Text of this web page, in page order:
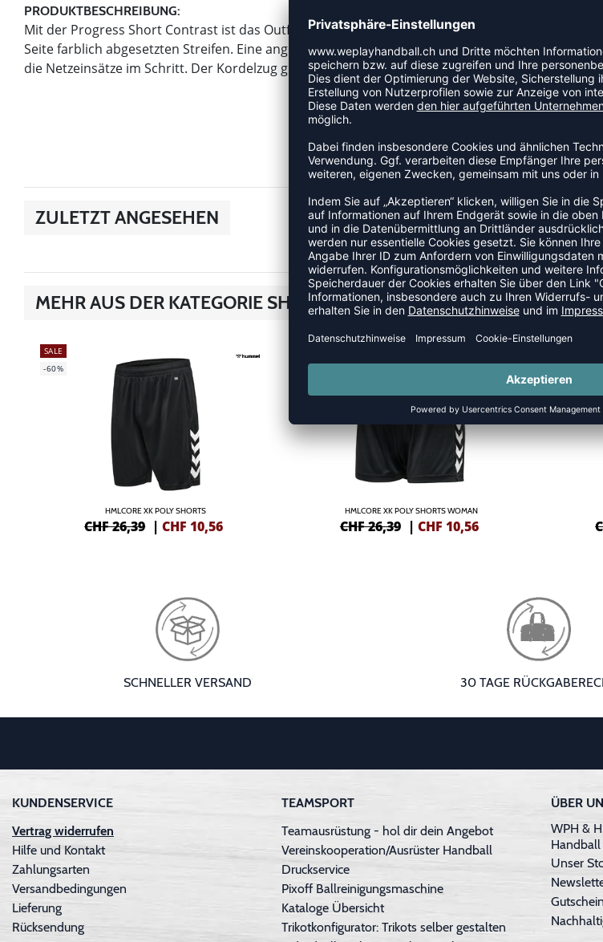
PRODUKTBESCHREIBUNG:
Mit der Progress Short Contrast ist das Outfit perfekt. Das Highlight an der funktionellen Hose
Seite farblich abgesetzten Streifen. Eine angenehme Belüftung und ein lockeres Tragegefühl
die Netzeinsätze im Schritt. Der Kordelzug gibt der Hose festen Halt, damit du jeder Zeit bereit
ZULETZT ANGESEHEN
MEHR AUS DER KATEGORIE SHORTS
SALE
-60%
HMLCORE XK POLY SHORTS
CHF 26,39 |CHF 10,56
-60%
HMLCORE XK POLY SHORTS WOMAN
CHF 26,39 | CHF 10,56
SCHNELLER VERSAND 30 TAGE
KUNDENSERVICE
Vertrag widerrufen
Hilfe und Kontakt
Zahlungsarten
Versandbedingungen
Lieferung
Rücksendung
TEAMSPORT
Teamausrüstung - hol dir dein Angebot
Vereinskooperation/Ausrüster Handball
Druckservice
Pixoff Ballreinigungsmaschine
Kataloge Übersicht
Trikotkonfigurator: Trikots selber gestalten
ÜBER
WPH &
Handball
Unser